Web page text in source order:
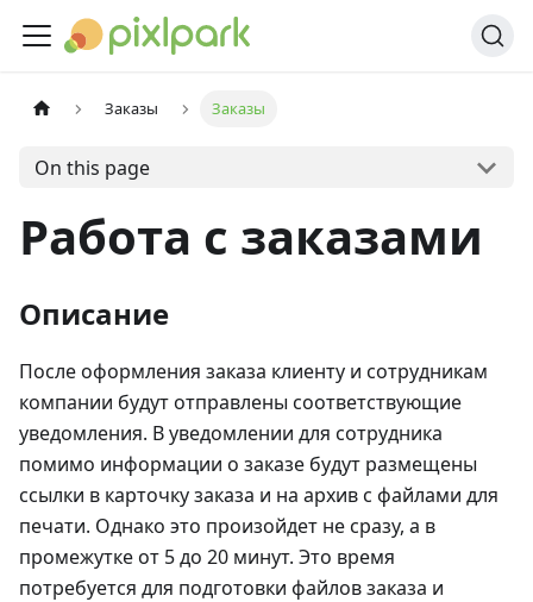
Заказы Заказы
On this page
Работа с заказами
Описание
После оформления заказа клиенту и сотрудникам
компании будут отправлены соответствующие
уведомления. В уведомлении для сотрудника
помимо информации о заказе будут размещены
ссылки в карточку заказа и на архив с файлами для
печати. Однако это произойдет не сразу, а в
промежутке от 5 до 20 минут. Это время
потребуется для подготовки файлов заказа и